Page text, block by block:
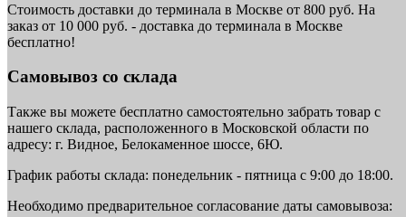
Стоимость доставки до терминала в Москве от 800 руб. На
заказ от 10 000 руб. - доставка до терминала в Москве
бесплатно!
Самовывоз со склада
Также вы можете бесплатно самостоятельно забрать товар с
нашего склада, расположенного в Московской области по
адресу: г. Видное, Белокаменное шоссе, 6Ю.
График работы склада: понедельник - пятница с 9:00 до 18:00.
Необходимо предварительное согласование даты самовывоза: